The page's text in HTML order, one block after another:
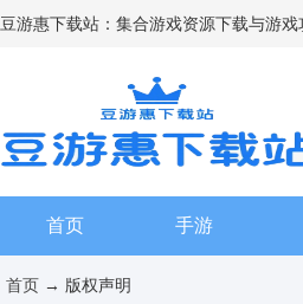
豆游惠下载站：集合游戏资源下载与游
首页 手游
首页 → 版权声明